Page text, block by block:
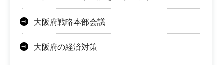
大阪府戦略本部会議
大阪府の経済対策